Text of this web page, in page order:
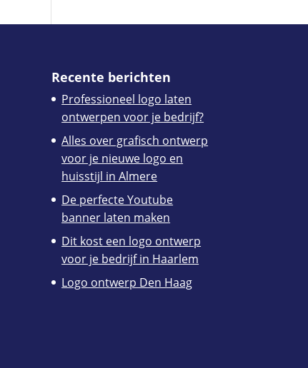
Recente berichten
Professioneel logo laten
ontwerpen voor je bedrijf?
Alles over grafisch ontwerp
voor je nieuwe logo en
huisstijl in Almere
De perfecte Youtube
banner laten maken
Dit kost een logo ontwerp
voor je bedrijf in Haarlem
Logo ontwerp Den Haag